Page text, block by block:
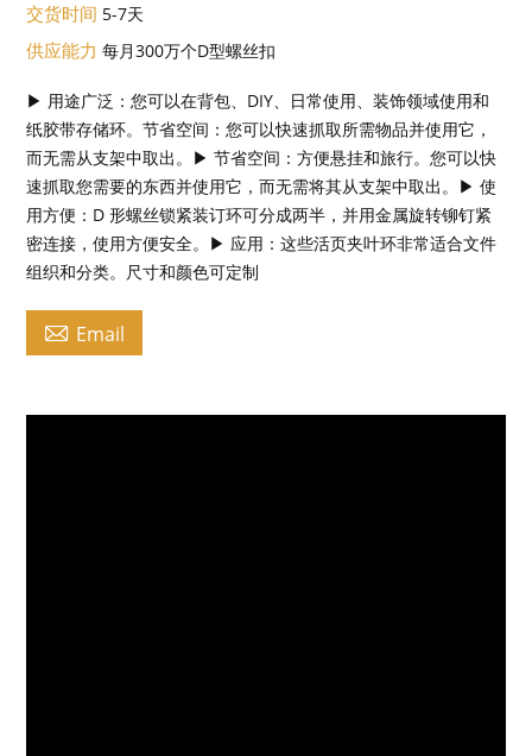
交货时间 5-7天
供应能力每月300万个D型螺丝扣
▶ 用途广泛：您可以在背包、DIY、日常使用、装饰领域使用和
纸胶带存储环。节省空间：您可以快速抓取所需物品并使用它，
而无需从支架中取出。▶ 节省空间：方便悬挂和旅行。您可以快
速抓取您需要的东西并使用它，而无需将其从支架中取出。▶ 使
用方便：D 形螺丝锁紧装订环可分成两半，并用金属旋转铆钉紧
密连接，使用方便安全。▶ 应用：这些活页夹叶环非常适合文件
组织和分类。尺寸和颜色可定制
 Email